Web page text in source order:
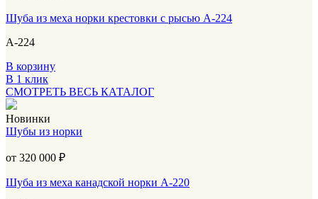
Шуба из меха норки крестовки с рысью А-224
А-224
В корзину
В 1 клик
СМОТРЕТЬ ВЕСЬ КАТАЛОГ
Новинки
Шубы из норки
от 320 000 ₽
Шуба из меха канадской норки А-220